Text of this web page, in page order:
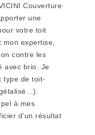
Couverture
une
votre toit
expertise,
contre les
avec brio. Je
type de toit-
à mes
d’un résultat